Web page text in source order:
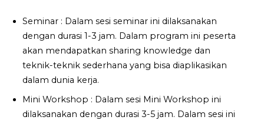
Seminar : Dalam sesi seminar ini dilaksanakan
dengan durasi 1-3 jam. Dalam program ini peserta
akan mendapatkan sharing knowledge dan
teknik-teknik sederhana yang bisa diaplikasikan
dalam dunia kerja.
Mini Workshop : Dalam sesi Mini Workshop ini
dilaksanakan dengan durasi 3-5 jam. Dalam sesi ini